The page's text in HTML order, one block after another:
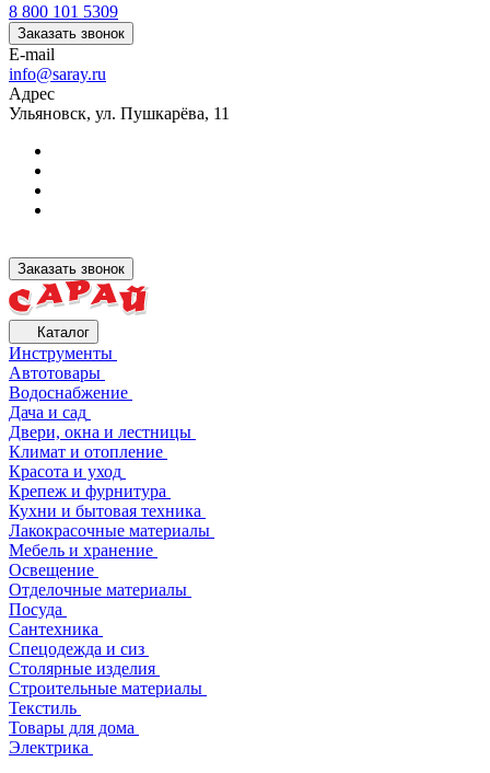
8 800 101 5309
Заказать звонок
E-mail
info@saray.ru
Адрес
Ульяновск, ул. Пушкарёва, 11
Заказать звонок
Каталог
Инструменты
Автотовары
Водоснабжение
Дача и сад
Двери, окна и лестницы
Климат и отопление
Красота и уход
Крепеж и фурнитура
Кухни и бытовая техника
Лакокрасочные материалы
Мебель и хранение
Освещение
Отделочные материалы
Посуда
Сантехника
Спецодежда и сиз
Столярные изделия
Строительные материалы
Текстиль
Товары для дома
Электрика